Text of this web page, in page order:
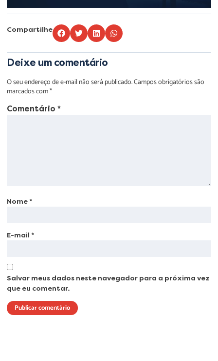
Compartilhe
Deixe um comentário
O seu endereço de e-mail não será publicado.Campos obrigatórios são
marcados com*
Comentário *
Nome *
E-mail *
Salvar meus dados neste navegador para a próxima vez
que eu comentar.